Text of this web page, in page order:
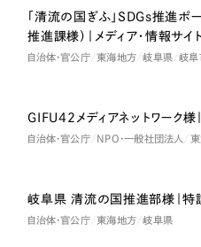
「清流の国ぎふ」SDGs推進ポ
推進課様）｜メディア・情報サイト
自治体・官公庁 東海地方 岐阜県 岐阜
GIFU42メディアネットワーク様
自治体・官公庁 NPO・一般社団法人
岐阜県 清流の国推進部様｜特設
自治体・官公庁 東海地方 岐阜県